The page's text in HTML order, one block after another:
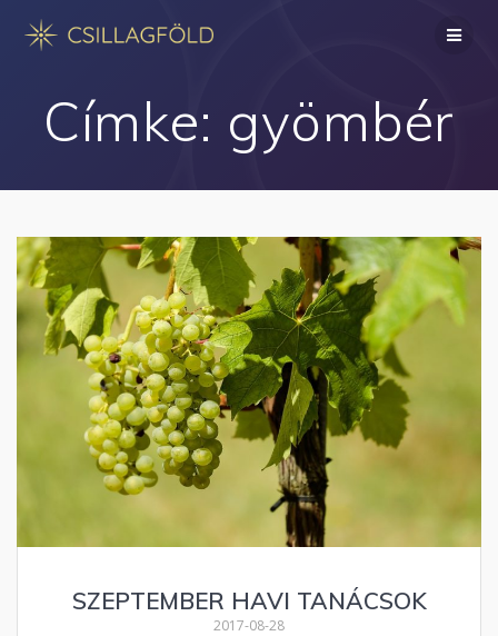
Címke: gyömbér
SZEPTEMBER HAVI TANÁCSOK
2017-08-28